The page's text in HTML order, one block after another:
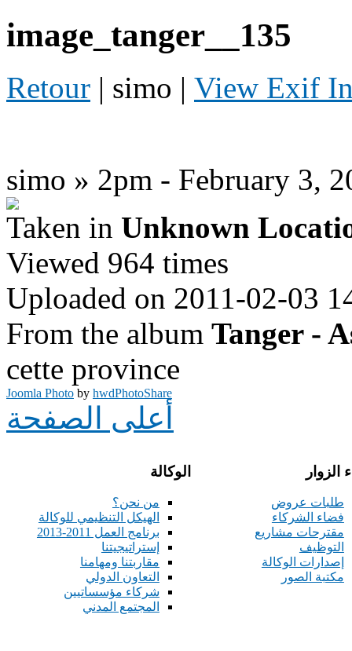
image_tanger__135
Retour | simo | View Exif
simo » 2pm - February 3,
Taken in Unknown
Viewed 964 times
Uploaded on 2011-02-03
From the album Tanger -
cette province
Joomla Photo by hwdPhotoShare
أعلى الصفحة
الوكالة
من نحن؟
الهيكل التنظيمي للوكالة
برنامج العمل 2011-2013
إستراتيجيتنا
مقاربتنا ومهامنا
التعاون الدولي
شركاء مؤسساتيين
المجتمع المدني
الزوار
طلبات عروض
فضاء الشركاء
مقترحات مشاريع
التوظيف
إصدارات الوكالة
مكتبة الصور